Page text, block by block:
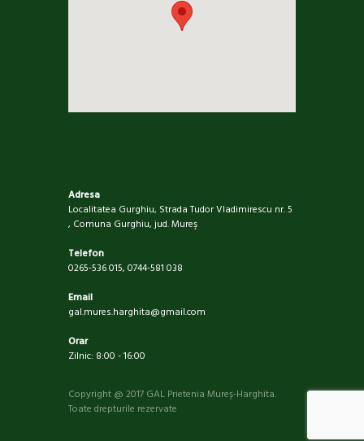
Adresa
Localitatea Gurghiu, Strada Tudor Vladimirescu nr. 5
, Comuna Gurghiu, jud. Mureş
Telefon
0265-536 015, 0744-581 038
Email
gal.mures.harghita@gmail.com
Orar
Zilnic: 8:00 - 16:00
Copyright @ 2017 GAL Prietenia Mureș-Harghita.
Toate drepturile rezervate